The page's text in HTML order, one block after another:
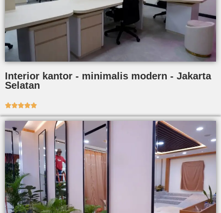
Interior kantor - minimalis modern - Jakarta
Selatan
